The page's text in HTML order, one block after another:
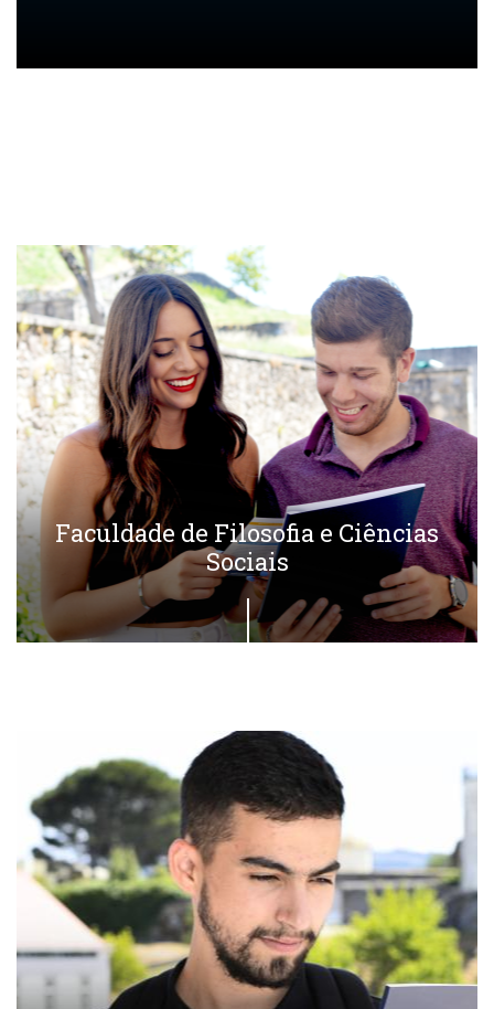
Faculdade de Filosofia e Ciências
Sociais